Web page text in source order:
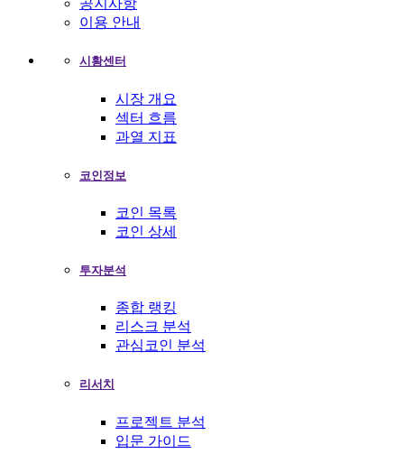
공지사항
이용 안내
시황센터
시장 개요
섹터 흐름
과열 지표
코인정보
코인 목록
코인 상세
투자분석
종합 랭킹
리스크 분석
관심코인 분석
리서치
프로젝트 분석
입문 가이드